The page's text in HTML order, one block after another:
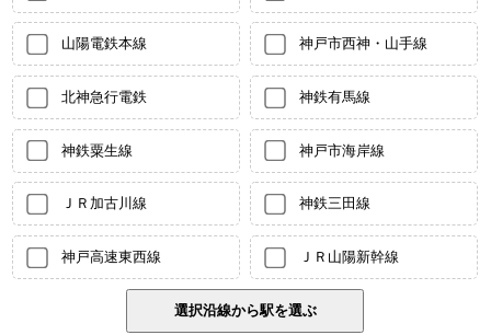
山陽電鉄本線 神戸市西神・山手線
北神急行電鉄 神鉄有馬線
神鉄粟生線 神戸市海岸線
ＪＲ加古川線 神鉄三田線
神戸高速東西線 ＪＲ山陽新幹線